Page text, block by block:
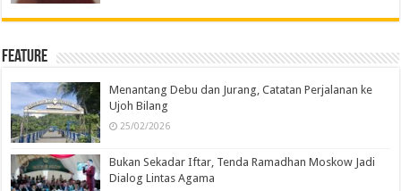
Feature
Menantang Debu dan Jurang, Catatan Perjalanan ke
Ujoh Bilang
25/02/2026
Bukan Sekadar Iftar, Tenda Ramadhan Moskow Jadi
Dialog Lintas Agama